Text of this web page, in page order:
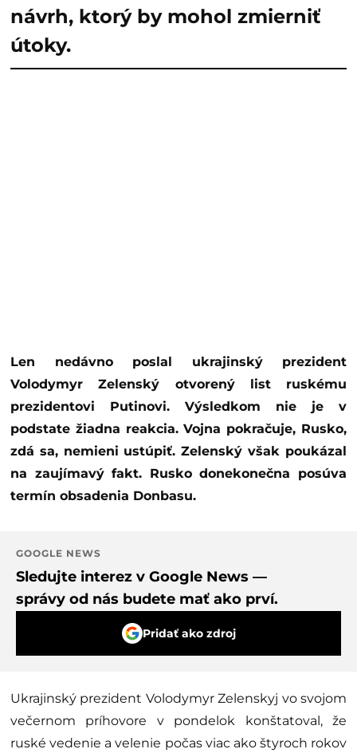
návrh, ktorý by mohol zmierniť
útoky.
Len nedávno poslal ukrajinský prezident
Volodymyr Zelenský otvorený list ruskému
prezidentovi Putinovi. Výsledkom nie je v
podstate žiadna reakcia. Vojna pokračuje, Rusko,
zdá sa, nemieni ustúpiť. Zelenský však poukázal
na zaujímavý fakt. Rusko donekonečna posúva
termín obsadenia Donbasu.
GOOGLE NEWS
Sledujte interez v Google News —
správy od nás budete mať ako prví.
Pridať ako zdroj
Ukrajinský prezident Volodymyr Zelenskyj vo svojom
večernom príhovore v pondelok konštatoval, že
ruské vedenie a velenie počas viac ako štyroch rokov